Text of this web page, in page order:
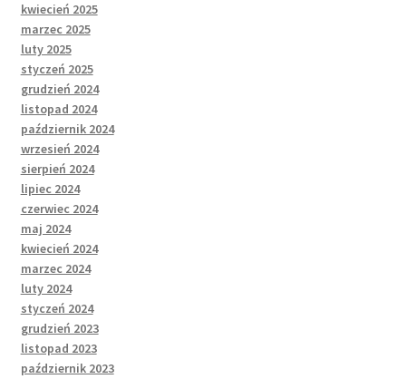
kwiecień 2025
marzec 2025
luty 2025
styczeń 2025
grudzień 2024
listopad 2024
październik 2024
wrzesień 2024
sierpień 2024
lipiec 2024
czerwiec 2024
maj 2024
kwiecień 2024
marzec 2024
luty 2024
styczeń 2024
grudzień 2023
listopad 2023
październik 2023